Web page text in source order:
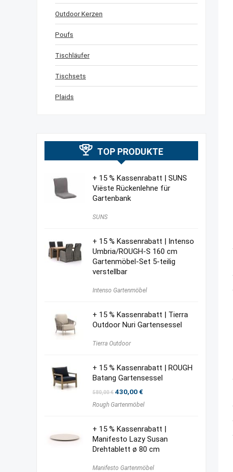
Outdoor Kerzen
Poufs
Tischläufer
Tischsets
Plaids
TOP PRODUKTE
+ 15 % Kassenrabatt | SUNS
Viëste Rückenlehne für
Gartenbank
SUNS
+ 15 % Kassenrabatt | Intenso
Umbria/ROUGH-S 160 cm
Gartenmöbel-Set 5-teilig
verstellbar
Intenso Gartenmöbel
+ 15 % Kassenrabatt | Tierra
Outdoor Nuri Gartensessel
Tierra Outdoor
+ 15 % Kassenrabatt | ROUGH
Batang Gartensessel
580,00€ Ursprünglicher
war:
430,00€Aktueller
ist:
Rough Gartenmöbel
+ 15 % Kassenrabatt |
Manifesto Lazy Susan
Drehtablett ø 80 cm
Manifesto Gartenmöbel